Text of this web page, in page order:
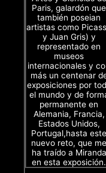
Paris, galardón que
también poseian
artistas como
y Juan Gris) y
representado en
museos
internacionales y
más un centenar
exposiciones por
el mundo y de
permanente en
Alemania, Francia,
Estados Unidos,
Portugal,hasta este
nuevo reto, que me
ha traído a Miranda
en esta exposición.